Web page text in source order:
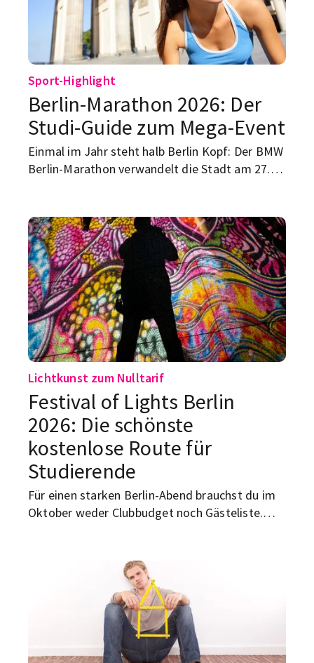
sondern Märkte, die wirklich etwas taugen. Hier
sind fünf, die du dir merken solltest.
Sport-Highlight
Berlin-Marathon 2026: Der
Studi-Guide zum Mega-Event
Einmal im Jahr steht halb Berlin Kopf: Der BMW
Berlin-Marathon verwandelt die Stadt am 27.
einem Ziel mitten am Brandenburger Tor. Für
dich als Studi heißt das: entweder selbst
mitlaufen, am Streckenrand feiern oder
zumindest wissen, wo du an diesem
Wochenende besser nicht mit dem Auto
unterwegs bist.
Lichtkunst zum Nulltarif
Festival of Lights Berlin
2026: Die schönste
kostenlose Route für
Studierende
Für einen starken Berlin-Abend brauchst du im
Oktober weder Clubbudget noch Gästeliste.
riesigen Leinwänden. Und das Beste: Die Tour
kostet dich keinen Eintritt.